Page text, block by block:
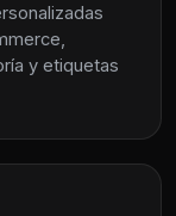
y etiquetas